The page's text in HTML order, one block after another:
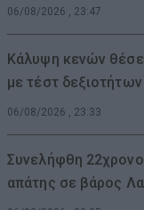
06/08/2026 , 23:47
Κάλυψη κενών
με τέστ δεξιοτήτων
06/08/2026 , 23:33
Συνελήφθη
απάτης σε βάρος